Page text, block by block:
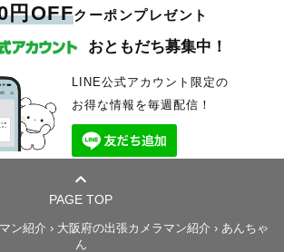
円OFFクーポンプレゼント
おともだち募集中！
LINE公式アカウント限定の
お得な情報を毎週配信！
PAGE TOP
ン紹介 › 大阪府の出張カメラマン紹介 › あんちゃ
ん